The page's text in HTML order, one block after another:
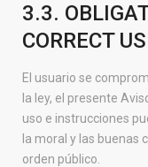
3.3.
CORRECT
El usuario se
la ley, el presente
uso e instrucciones
la moral y las buenas
orden público.